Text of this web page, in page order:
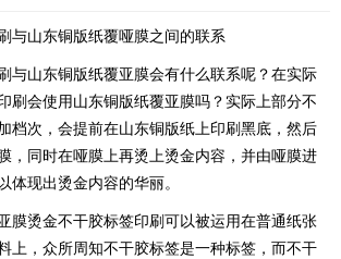
与山东铜版纸覆哑膜之间的联系
与山东铜版纸覆亚膜会有什么联系呢？在实际
刷会使用山东铜版纸覆亚膜吗？实际上部分不
档次，会提前在山东铜版纸上印刷黑底，然后
，同时在哑膜上再烫上烫金内容，并由哑膜进
体现出烫金内容的华丽。
膜烫金不干胶标签印刷可以被运用在普通纸张
上，众所周知不干胶标签是一种标签，而不干